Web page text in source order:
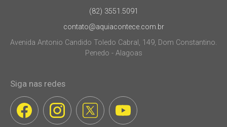
(82) 3551.5091
contato@aquiacontece.com.br
Avenida Antonio Candido Toledo Cabral, 149, Dom Constantino.
Penedo - Alagoas
Siga nas redes